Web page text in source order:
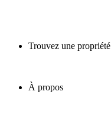
Trouvez une propriété
À propos